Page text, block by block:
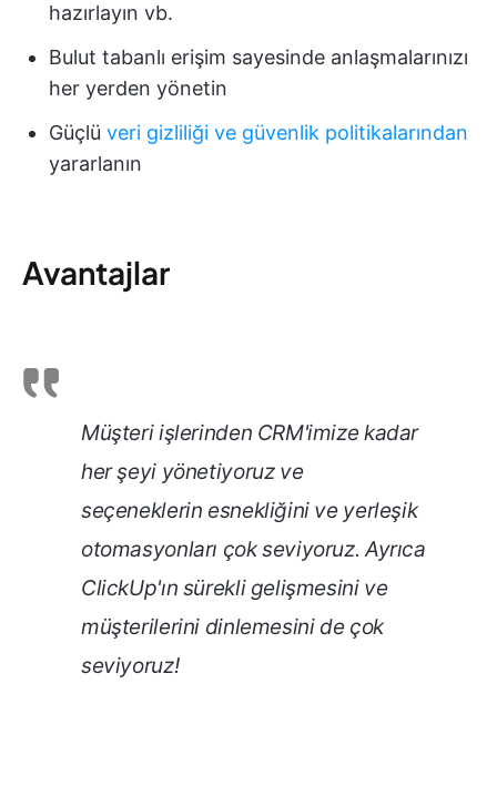
hazırlayın vb.
Bulut tabanlı erişim sayesinde anlaşmalarınızı
her yerden yönetin
Güçlü veri gizliliği ve güvenlik politikalarından
yararlanın
Avantajlar
Müşteri işlerinden CRM'imize kadar
her şeyi yönetiyoruz ve
seçeneklerin esnekliğini ve yerleşik
otomasyonları çok seviyoruz. Ayrıca
ClickUp'ın sürekli gelişmesini ve
müşterilerini dinlemesini de çok
seviyoruz!